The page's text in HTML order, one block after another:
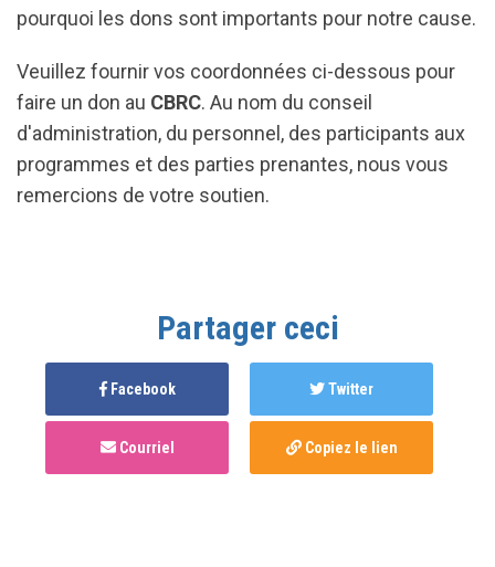
pourquoi les dons sont importants pour notre cause.
Veuillez fournir vos coordonnées ci-dessous pour
faire un don au CBRC. Au nom du conseil
d'administration, du personnel, des participants aux
programmes et des parties prenantes, nous vous
remercions de votre soutien.
Partager ceci
Facebook Twitter
Courriel Copiez le lien